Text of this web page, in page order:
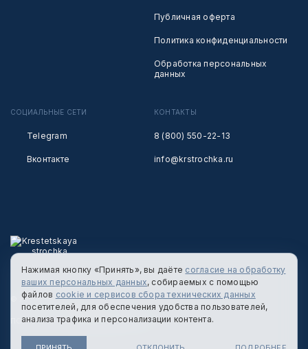
Публичная оферта
Политика конфиденциальности
Обработка персональных
данных
СОЦИАЛЬНЫЕ СЕТИ
Telegram
Вконтакте
КОНТАКТЫ
8 (800) 550-22-13
info@krstrochka.ru
© 2026 КРЕСТЕЦКАЯ СТРОЧКА
ПОЛИТИКА КОНФИДЕНЦИАЛЬНОСТИ
Нажимая кнопку «Принять», вы даёте согласие на обработку
ваших персональных данных, собираемых с помощью
файлов cookie и сервисов сбора технических данных
посетителей, для обеспечения удобства пользователей,
анализа трафика и персонализации контента.